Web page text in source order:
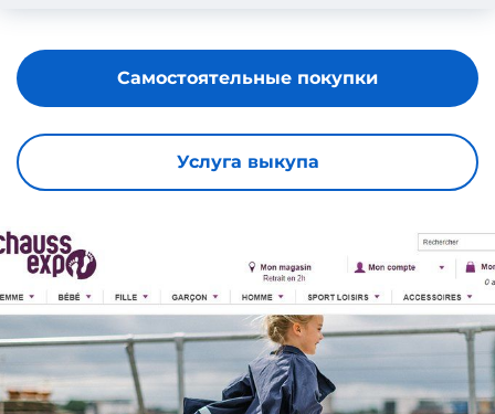
Услуга выкупа
Самостоятельные покупки